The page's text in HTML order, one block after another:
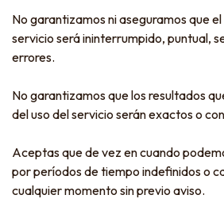
No garantizamos ni aseguramos que
servicio será ininterrumpido, puntual,
errores.
No garantizamos que los resultados
del uso del servicio serán exactos o
Aceptas que de vez en cuando
por períodos de tiempo indefinidos o
cualquier momento sin previo aviso.